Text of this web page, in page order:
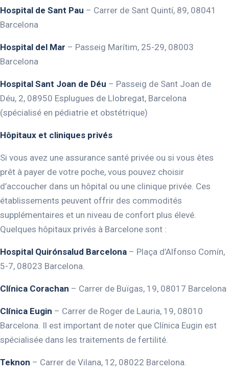
Hospital de Sant Pau – Carrer de Sant Quintí, 89, 08041
Barcelona
Hospital del Mar – Passeig Marítim, 25-29, 08003
Barcelona
Hospital Sant Joan de Déu – Passeig de Sant Joan de
Déu, 2, 08950 Esplugues de Llobregat, Barcelona
(spécialisé en pédiatrie et obstétrique)
Hôpitaux et cliniques privés
Si vous avez une assurance santé privée ou si vous êtes
prêt à payer de votre poche, vous pouvez choisir
d’accoucher dans un hôpital ou une clinique privée. Ces
établissements peuvent offrir des commodités
supplémentaires et un niveau de confort plus élevé.
Quelques hôpitaux privés à Barcelone sont :
Hospital Quirónsalud Barcelona – Plaça d’Alfonso Comín,
5-7, 08023 Barcelona.
Clínica Corachan – Carrer de Buïgas, 19, 08017 Barcelona
Clínica Eugin – Carrer de Roger de Lauria, 19, 08010
Barcelona. Il est important de noter que Clínica Eugin est
spécialisée dans les traitements de fertilité.
Teknon – Carrer de Vilana, 12, 08022 Barcelona.